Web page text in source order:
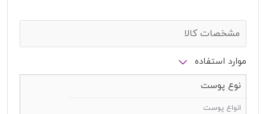
مشخصات کالا
موارد استفاده
نوع پوست
انواع پوست